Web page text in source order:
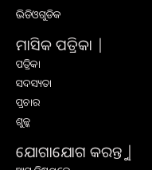
ଭିଡିଓଗୁଡିକ
ମାସିକ ପତ୍ରିକା |
ପତ୍ରିକା
ସଦସ୍ୟତା
ପ୍ରଚାର
ଶୁଳ୍କ
ଯୋଗାଯୋଗ କରନ୍ତୁ |